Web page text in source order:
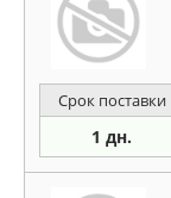
Срок поставки
1 дн.